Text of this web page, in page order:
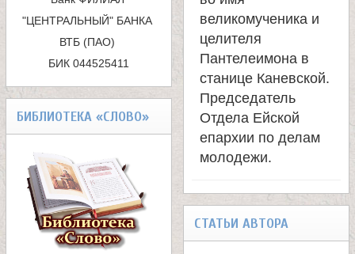
ц
ы
"ЦЕНТРАЛЬНЫЙ" БАНКА
ВТБ (ПАО)
БИК 044525411
БИБЛИОТЕКА «СЛОВО»
к
а
великомученика и
целителя
Пантелеимона в
станице Каневской.
Председатель
Отдела Ейской
епархии по делам
молодежи.
СТАТЬИ АВТОРА